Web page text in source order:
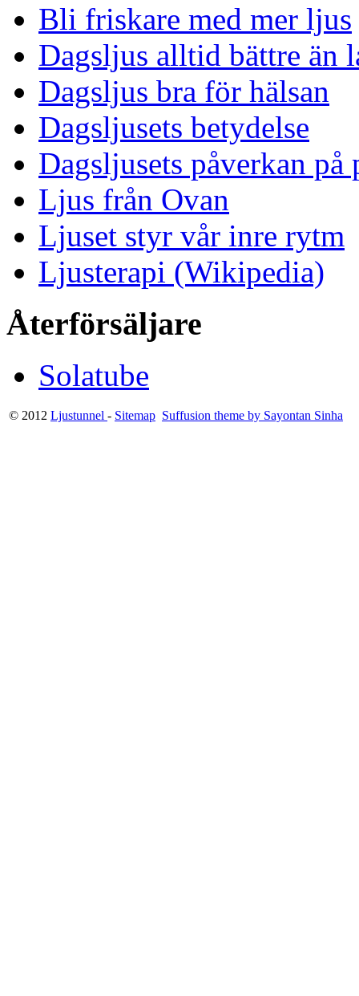
Bli friskare med mer ljus
Dagsljus alltid bättre än
Dagsljus bra för hälsan
Dagsljusets betydelse
Dagsljusets påverkan på
Ljus från Ovan
Ljuset styr vår inre rytm
Ljusterapi (Wikipedia)
Återförsäljare
Solatube
© 2012 Ljustunnel - Sitemap Suffusion theme by Sayontan Sinha